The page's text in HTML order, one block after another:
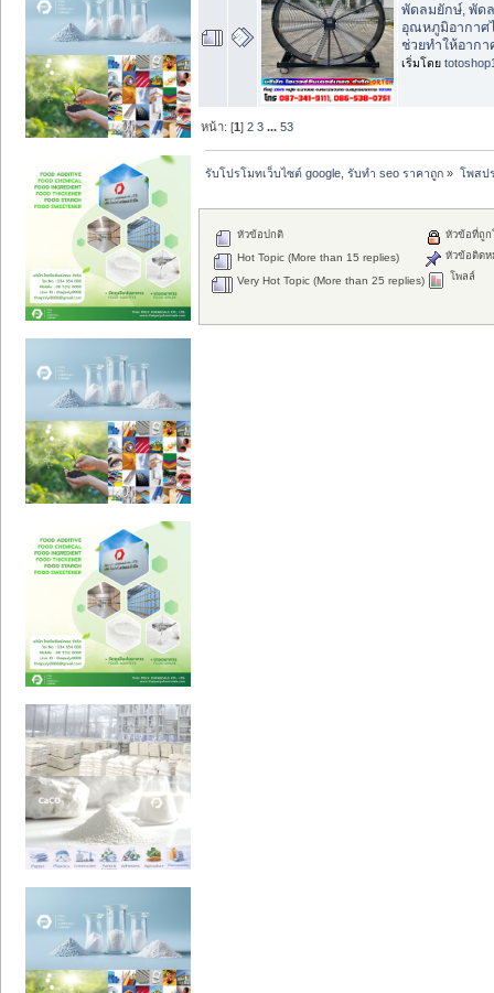
พัดลมยักษ์, พัด
อุณหภูมิอากาศ
ช่วยทำให้อากา
เริ่มโดย
หน้า: [1]2 3 ...53
รับโปรโมทเว็บไซต์ google, รับทำ seo ราคาถูก » โพสป
หัวข้อปกติ
Hot Topic (More than 15 replies)
Very Hot Topic (More than 25 replies)
หัวข้อที่ถู
หัวข้อติดห
โพลล์